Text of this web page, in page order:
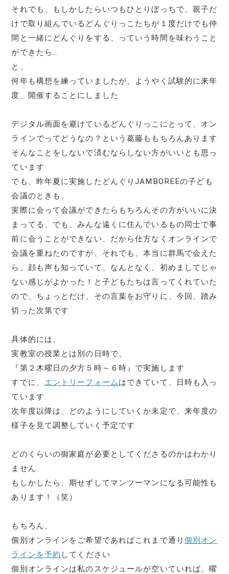
それでも、もしかしたらいつもひとりぼっちで、親子だ
けで取り組んでいるどんぐりっこたちが１度だけでも仲
間と一緒にどんぐりをする、っていう時間を味わうこと
ができたら…
と、
何年も構想を練っていましたが、ようやく試験的に来年
度、開催することにしました
デジタル画面を避けているどんぐりっこにとって、オン
ラインでってどうなの？という葛藤ももちろんあります
そんなことをしないで済むならしない方がいいとも思っ
ています
でも、昨年夏に実施したどんぐりJAMBOREEの子ども
会議のときも、
実際に会って会議ができたらもちろんその方がいいに決
まってる、でも、みんな遠くに住んでいるもの同士で事
前に会うことができない、だから仕方なくオンラインで
会議を重ねたのですが、それでも、本当に群馬で会えた
ら、顔も声も知っていて、なんとなく、初めましてじゃ
ない感じがよかった！と子どもたちは言ってくれていた
ので、ちょっとだけ、その言葉をお守りに、今回、踏み
切った次第です
具体的には、
実教室の授業とは別の日時で、
『第２木曜日の夕方５時～６時』で実施します
すでに、 エントリーフォーム はできていて、日時も入っ
ています
次年度以降は、どのようにしていくか未定で、来年度の
様子を見て調整していく予定です
どのくらいの御家庭が必要としてくださるのかはわかり
ません
もしかしたら、期せずしてマンツーマンになる可能性も
あります！（笑）
もちろん、
個別オンラインをご希望であればこれまで通り 個別オン
ラインを予約 してください
個別オンラインは私のスケジュールが空いていれば、曜